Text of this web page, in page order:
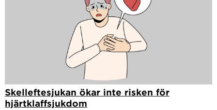
Skelleftesjukan ökar inte risken för
hjärtklaffsjukdom